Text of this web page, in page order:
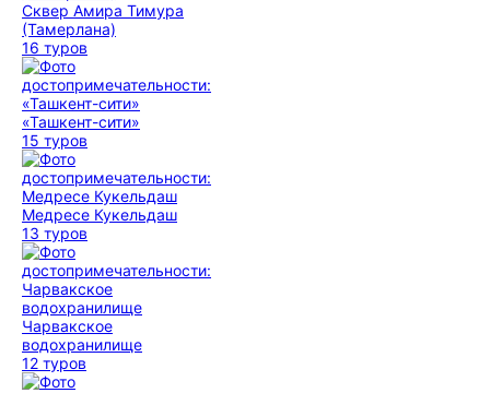
Сквер Амира Тимура
(Тамерлана)
16 туров
«Ташкент-сити»
15 туров
Медресе Кукельдаш
13 туров
Чарвакское
водохранилище
12 туров